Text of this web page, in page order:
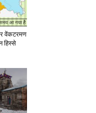
वेंकटरमण
हिस्से